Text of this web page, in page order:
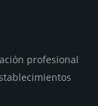
profesional